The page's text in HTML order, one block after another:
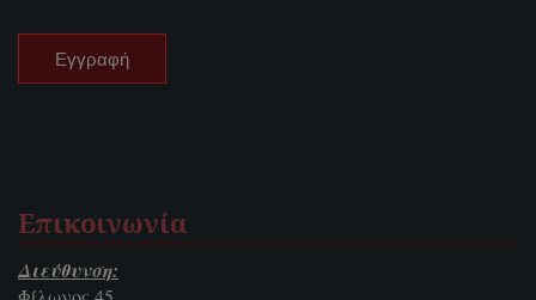
Επικοινωνία
Διεύθυνση: